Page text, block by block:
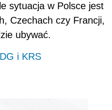
sytuacja w Polsce jest
Czechach czy Francji,
ubywać.
i KRS